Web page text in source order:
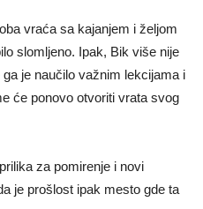
vraća sa kajanjem i željom
slomljeno. Ipak, Bik više nije
je naučilo važnim lekcijama i
će ponovo otvoriti vrata svog
za pomirenje i novi
je prošlost ipak mesto gde ta